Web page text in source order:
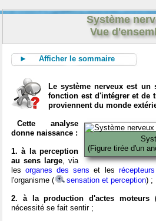
Système
Vue
► Afficher le sommaire
Le système nerveux est
fonction est d'intégrer et de
proviennent du monde
(Figure tirée d'un
Cette analyse
donne naissance :
1. à la perception
au sens large, via
lesorganes des sens et les
l'organisme (
sensation et perception) ;
2. à la production d'actes moteurs
nécessité se fait sentir ;